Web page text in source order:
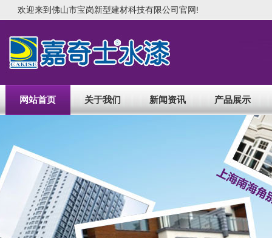
欢迎来到佛山市宝岗新型建材科技有限公司官网!
网站首页 关于我们 新闻资讯 产品展示